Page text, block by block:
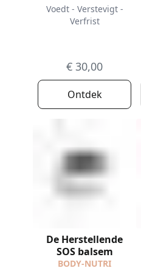
Voedt - Verstevigt -
Verfrist
€ 30,00
Ontdek
De Herstellende
SOS balsem
BODY-NUTRI